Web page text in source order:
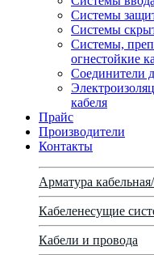
Системы
Системы
Системы,
огнестойкие
Соединители
кабеля
Прайс
Производители
Контакты
Арматура
Кабеленесущие
Кабели и провода